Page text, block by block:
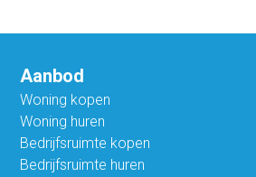
Aanbod
Woning kopen
Woning huren
Bedrijfsruimte kopen
Bedrijfsruimte huren